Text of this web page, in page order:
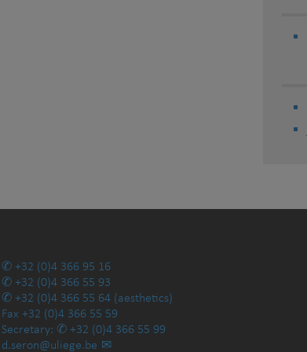
+32 (0)4 366 95 16
+32 (0)4 366 55 93
+32 (0)4 366 55 64 (aesthetics)
Fax +32 (0)4 366 55 59
Secretary:
+32 (0)4 366 55 99
d.seron@uliege.be